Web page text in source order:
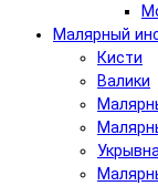
Малярный
Кисти
Валики